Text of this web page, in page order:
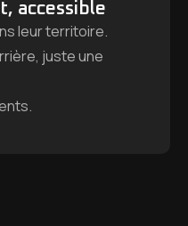
accessible
leur territoire.
juste une